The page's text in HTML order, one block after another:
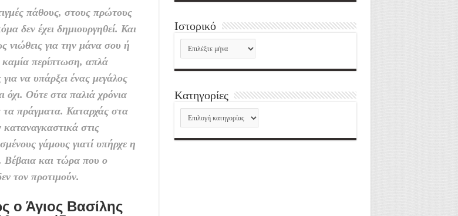
πάθους, στους πρώτους
δεν έχει δημιουργηθεί. Και
νιώθεις για την μάνα σου ή
περίπτωση, απλά
να υπάρξει ένας μεγάλος
όχι. Ούτε στα παλιά χρόνια
τα πράγματα. Καταρχάς στα
καταναγκαστικά στις
γάμους γιατί υπήρχε η
και τώρα που ο
τον προτιμούν.
Άγιος Βασίλης
Ιστορικό
Ιστορικό
Kατηγορίες
Kατηγορίες